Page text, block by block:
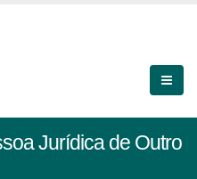
Jurídica de Outro